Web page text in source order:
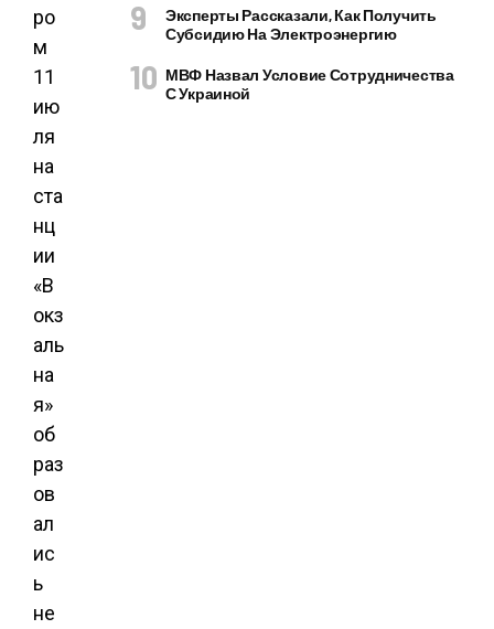
ро
м
11
ию
ля
на
ста
нц
ии
«В
окз
аль
на
я»
об
раз
ов
ал
ис
ь
не
Эксперты Рассказали, Как Получить
Субсидию На Электроэнергию
МВФ Назвал Условие Сотрудничества
С Украиной